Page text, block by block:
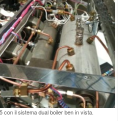
con il sistema dual boiler ben in vista.